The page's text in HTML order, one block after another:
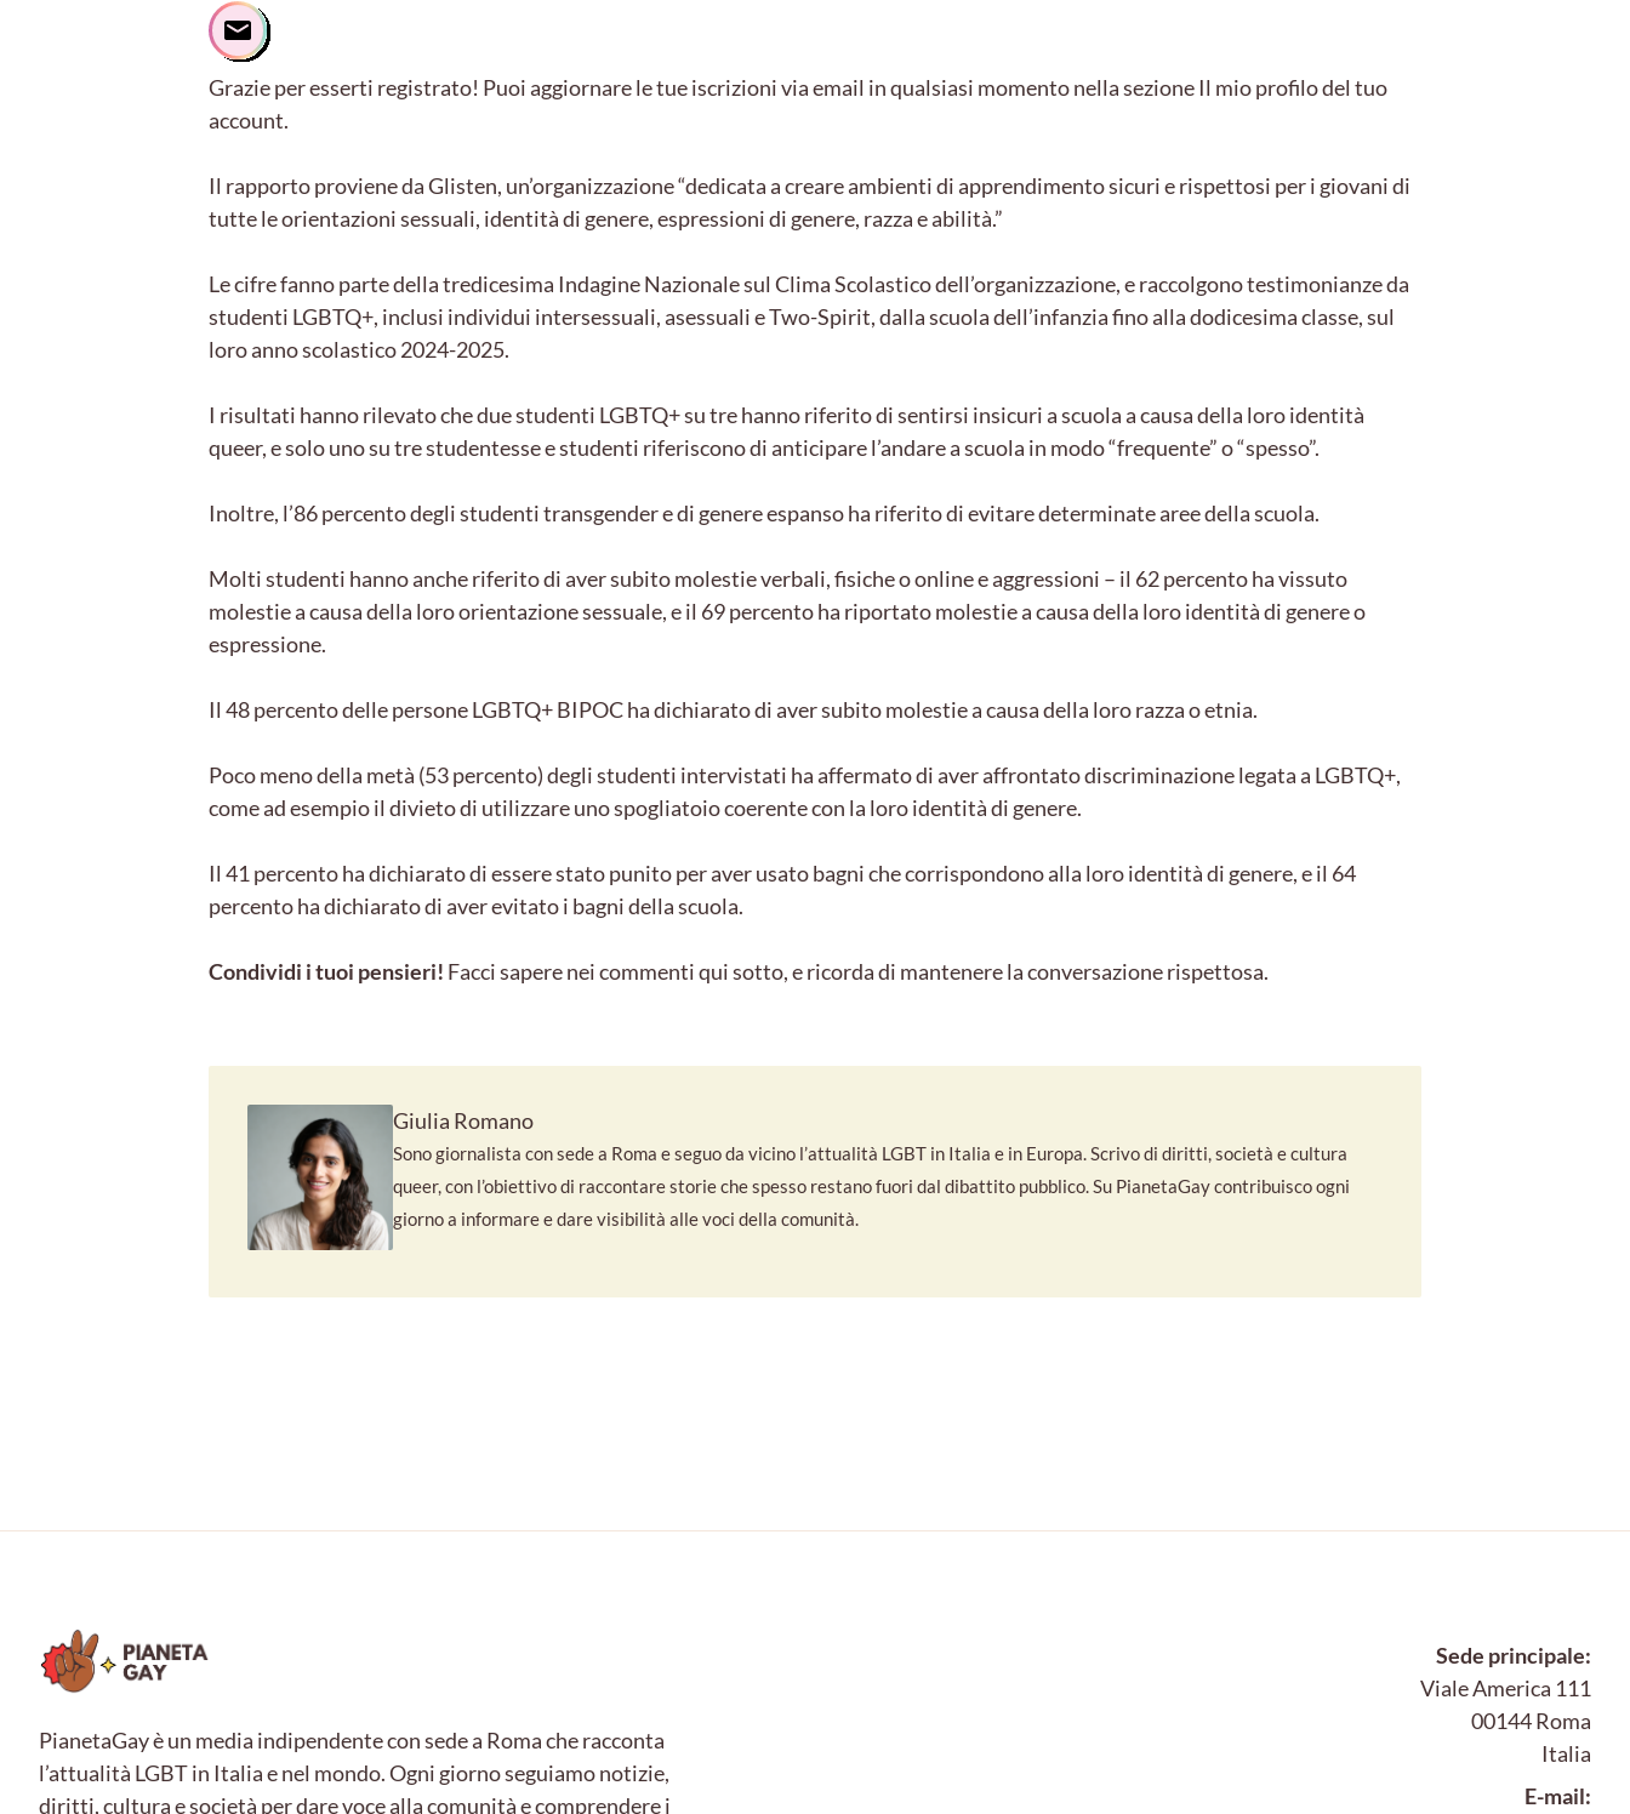
Grazie per esserti registrato! Puoi aggiornare le tue iscrizioni via email in qualsiasi momento nella sezione Il mio profilo del tuo
account.
Il rapporto proviene da Glisten, un’organizzazione “dedicata a creare ambienti di apprendimento sicuri e rispettosi per i giovani di
tutte le orientazioni sessuali, identità di genere, espressioni di genere, razza e abilità.”
Le cifre fanno parte della tredicesima Indagine Nazionale sul Clima Scolastico dell’organizzazione, e raccolgono testimonianze da
studenti LGBTQ+, inclusi individui intersessuali, asessuali e Two-Spirit, dalla scuola dell’infanzia fino alla dodicesima classe, sul
loro anno scolastico 2024-2025.
I risultati hanno rilevato che due studenti LGBTQ+ su tre hanno riferito di sentirsi insicuri a scuola a causa della loro identità
queer, e solo uno su tre studentesse e studenti riferiscono di anticipare l’andare a scuola in modo “frequente” o “spesso”.
Inoltre, l’86 percento degli studenti transgender e di genere espanso ha riferito di evitare determinate aree della scuola.
Molti studenti hanno anche riferito di aver subito molestie verbali, fisiche o online e aggressioni – il 62 percento ha vissuto
molestie a causa della loro orientazione sessuale, e il 69 percento ha riportato molestie a causa della loro identità di genere o
espressione.
Il 48 percento delle persone LGBTQ+ BIPOC ha dichiarato di aver subito molestie a causa della loro razza o etnia.
Poco meno della metà (53 percento) degli studenti intervistati ha affermato di aver affrontato discriminazione legata a LGBTQ+,
come ad esempio il divieto di utilizzare uno spogliatoio coerente con la loro identità di genere.
Il 41 percento ha dichiarato di essere stato punito per aver usato bagni che corrispondono alla loro identità di genere, e il 64
percento ha dichiarato di aver evitato i bagni della scuola.
Condividi i tuoi pensieri! Facci sapere nei commenti qui sotto, e ricorda di mantenere la conversazione rispettosa.
Giulia Romano
Sono giornalista con sede a Roma e seguo da vicino l’attualità LGBT in Italia e in Europa. Scrivo di diritti, società e cultura
queer, con l’obiettivo di raccontare storie che spesso restano fuori dal dibattito pubblico. Su PianetaGay contribuisco ogni
giorno a informare e dare visibilità alle voci della comunità.
PianetaGay è un media indipendente con sede a Roma che racconta
l’attualità LGBT in Italia e nel mondo. Ogni giorno seguiamo notizie,
diritti, cultura e società per dare voce alla comunità e comprendere i
Sede principale:
Viale America 111
00144 Roma
Italia
E-mail: